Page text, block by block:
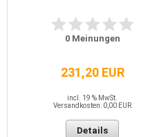
0Meinungen
231,20 EUR
incl. 19 % MwSt.
Versandkosten: 0,00 EUR
Details